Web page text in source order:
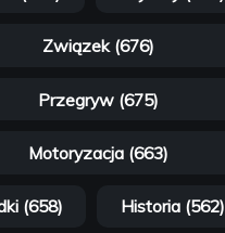
Związek (676)
Przegryw (675)
Motoryzacja (663)
(658) Historia (562)